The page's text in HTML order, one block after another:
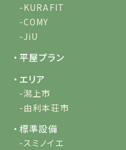
-KURAFIT
-COMY
-JiU
・平屋プラン
・エリア
-潟上市
-由利本荘市
・標準設備
-スミノイエ